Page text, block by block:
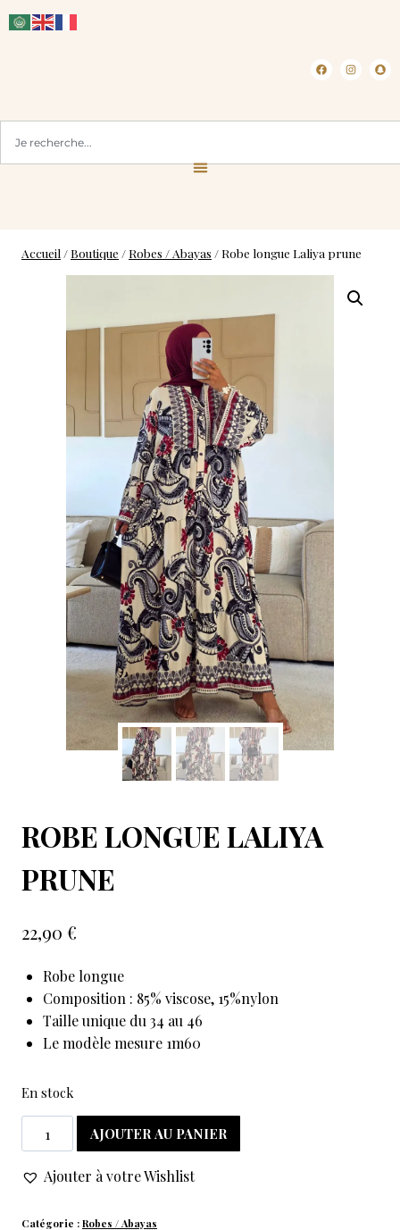
Accueil /Boutique / Robes / Abayas / Robe longue Laliya prune
ROBE LONGUE LALIYA
PRUNE
22,90 €
Robe longue
Composition : 85% viscose, 15%nylon
Taille unique du 34 au 46
Le modèle mesure 1m60
En stock
AJOUTER AU PANIER
Ajouter à votre Wishlist
Catégorie : Robes / Abayas